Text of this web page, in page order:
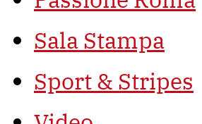
Sala Stampa
Sport & Stripes